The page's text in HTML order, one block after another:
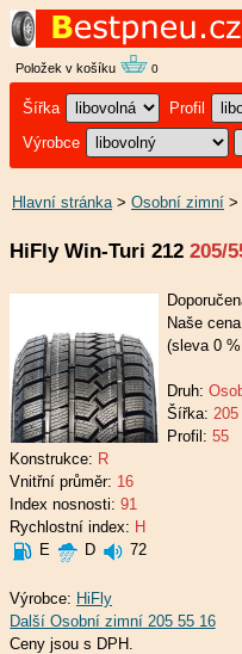
Položek v košíku 0
Šířka Profil
Výrobce
Hlavní stránka> Osobní zimní >
HiFly Win-Turi 212 205/
Naše
(sleva 0
Druh:
Šířka: 205
Profil: 55
Konstrukce: R
Vnitřní průměr: 16
Index nosnosti: 91
Rychlostní index: H
E
D 72
Výrobce: HiFly
Ceny jsou s DPH.